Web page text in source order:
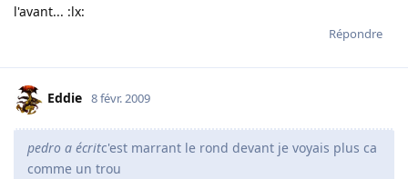
l'avant... :lx:
Répondre
Eddie 8 févr. 2009
pedro a écritc'est marrant le rond devant je voyais plus ca
comme un trou